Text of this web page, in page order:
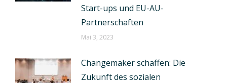
Start-ups und EU-AU-
Partnerschaften
Mai 3, 2023
Changemaker schaffen: Die
Zukunft des sozialen